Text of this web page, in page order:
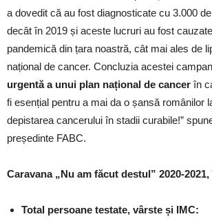
a dovedit că au fost diagnosticate cu 3.000
decât în 2019 și aceste lucruri au fost
pandemică din țara noastră, cât mai ales de
național de cancer. Concluzia acestei
urgentă a unui plan național de cancer în
fi esențial pentru a mai da o șansă românilor
depistarea cancerului în stadii curabile!”
președinte FABC.
Caravana „Nu am făcut destul” 2020-
Total persoane testate, vârste și IMC: